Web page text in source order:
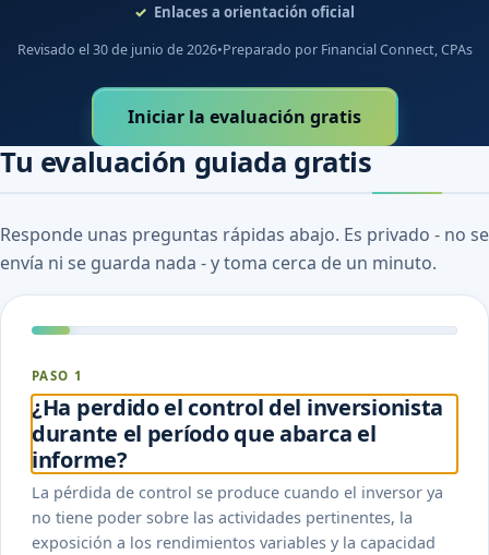
Enlaces a orientación oficial
Revisado el 30 de junio de 2026•Preparado por Financial Connect, CPAs
Iniciar la evaluación gratis
Tu evaluación guiada gratis
Responde unas preguntas rápidas abajo. Es privado - no se
envía ni se guarda nada - y toma cerca de un minuto.
PASO 1
¿Ha perdido el control del inversionista
durante el período que abarca el
informe?
La pérdida de control se produce cuando el inversor ya
no tiene poder sobre las actividades pertinentes, la
exposición a los rendimientos variables y la capacidad